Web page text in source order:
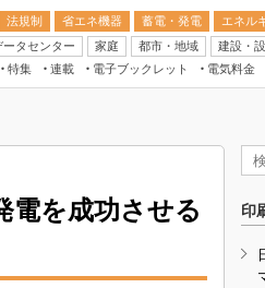
法規制 省エネ機器 蓄電・発電 エネル
ータセンター 家庭 都市・地域
建設・
特集 連載 電子ブックレット 電気料金
新電力
電気料金ガイドブ
電を成功させる
印